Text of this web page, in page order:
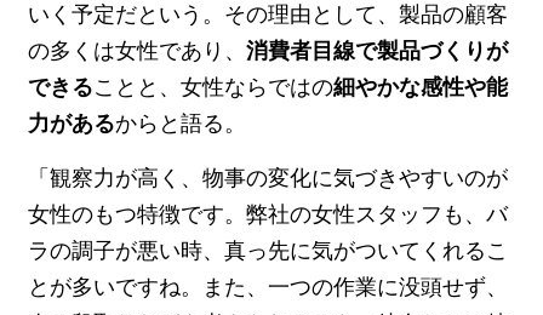
いく予定だという。その理由として、製品の顧客
の多くは女性であり、消費者目線で製品づくりが
できることと、女性ならではの細やかな感性や能
力があるからと語る。
「観察力が高く、物事の変化に気づきやすいのが
女性のもつ特徴です。弊社の女性スタッフも、バ
ラの調子が悪い時、真っ先に気がついてくれるこ
とが多いですね。また、一つの作業に没頭せず、